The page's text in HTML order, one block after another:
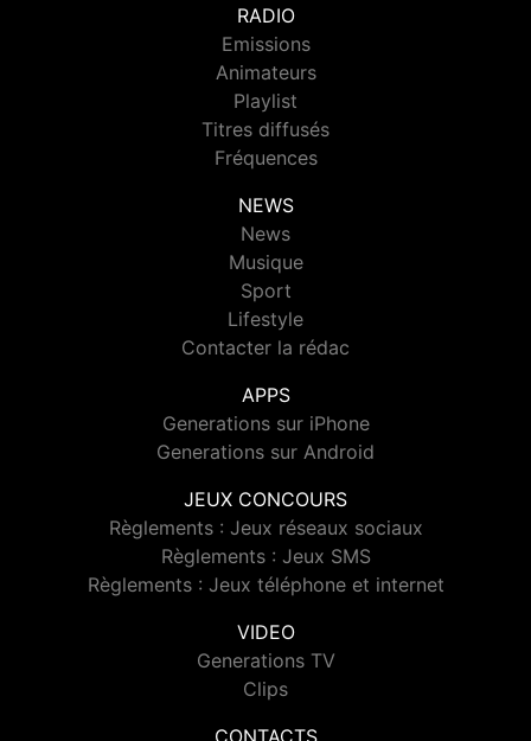
RADIO
Emissions
Animateurs
Playlist
Titres diffusés
Fréquences
NEWS
News
Musique
Sport
Lifestyle
Contacter la rédac
APPS
Generations sur iPhone
Generations sur Android
JEUX CONCOURS
Règlements : Jeux réseaux sociaux
Règlements : Jeux SMS
Règlements : Jeux téléphone et internet
VIDEO
Generations TV
Clips